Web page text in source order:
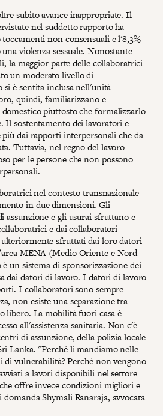
subito avance inappropriate. Il
nel suddetto rapporto ha
non consensuali e l'8,3%
violenza sessuale. Nonostante
la maggior parte delle collaboratrici
un moderato livello di
si è sentita inclusa nell'unità
quindi, familiarizzano e
piuttosto che formalizzarlo
Il sostentamento dei lavoratori e
dai rapporti interpersonali che da
Tuttavia, nel regno del lavoro
per le persone che non possono
nel contesto transnazionale
in due dimensioni. Gli
e gli usurai sfruttano e
e dai collaboratori
sfruttati dai loro datori
MENA (Medio Oriente e Nord
un sistema di sponsorizzazione dei
dai datori di lavoro. I datori di lavoro
I collaboratori sono sempre
non esiste una separazione tra
libero. La mobilità fuori casa è
all'assistenza sanitaria. Non c'è
di assunzione, della polizia locale
Lanka. "Perché li mandiamo nelle
di vulnerabilità? Perché non vengono
a lavori disponibili nel settore
offre invece condizioni migliori e
Shymali Ranaraja, avvocata